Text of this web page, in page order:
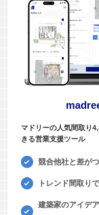
マドリーの人気間取り
きる営業支援ツール
競合他社と差が
トレンド間取り
建築家のアイデ